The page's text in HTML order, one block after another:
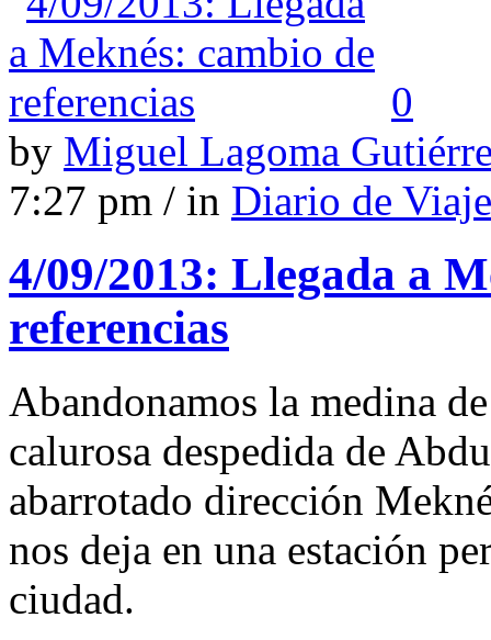
0
by Miguel Lagoma
7:27 pm / in Diario de Viaje
4/09/2013: Llegada a
referencias
Abandonamos la medina
calurosa despedida de
abarrotado dirección
nos deja en una estación
ciudad.